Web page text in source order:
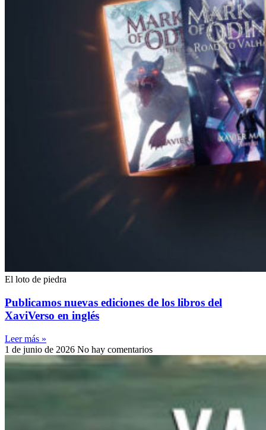
El loto de piedra
Publicamos nuevas ediciones de los libros del
XaviVerso en inglés
Leer más »
1 de junio de 2026 No hay comentarios